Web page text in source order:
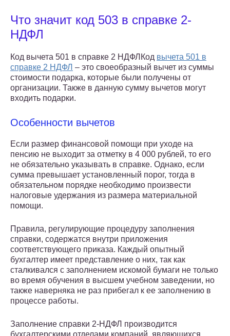
Что значит код 503 в справке 2-
НДФЛ
Код вычета 501 в справке 2 НДФЛКод вычета 501 в
справке 2 НДФЛ – это своеобразный вычет из суммы
стоимости подарка, которые были получены от
организации. Также в данную сумму вычетов могут
входить подарки.
Особенности вычетов
Если размер финансовой помощи при уходе на
пенсию не выходит за отметку в 4 000 рублей, то его
не обязательно указывать в справке. Однако, если
сумма превышает установленный порог, тогда в
обязательном порядке необходимо произвести
налоговые удержания из размера материальной
помощи.
Правила, регулирующие процедуру заполнения
справки, содержатся внутри приложения
соответствующего приказа. Каждый опытный
бухгалтер имеет представление о них, так как
сталкивался с заполнением искомой бумаги не только
во время обучения в высшем учебном заведении, но
также наверняка не раз прибегал к ее заполнению в
процессе работы.
Заполнение справки 2-НДФЛ производится